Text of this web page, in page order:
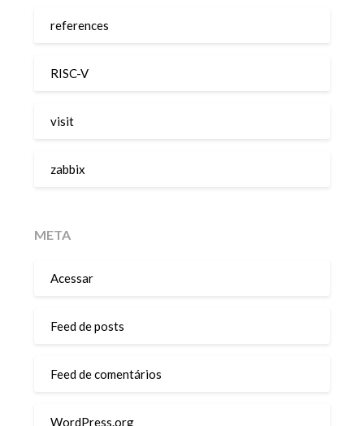
references
RISC-V
visit
zabbix
META
Acessar
Feed de posts
Feed de comentários
WordPress.org